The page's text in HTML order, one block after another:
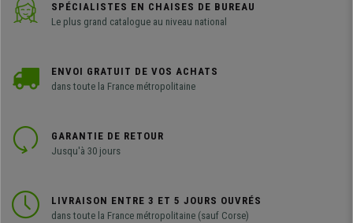
SPÉCIALISTES EN CHAISES DE BUREAU
Le plus grand catalogue au niveau national
ENVOI GRATUIT DE VOS ACHATS
dans toute la France métropolitaine
GARANTIE DE RETOUR
Jusqu'à 30 jours
LIVRAISON ENTRE 3 ET 5 JOURS OUVRÉS
dans toute la France métropolitaine (sauf Corse)